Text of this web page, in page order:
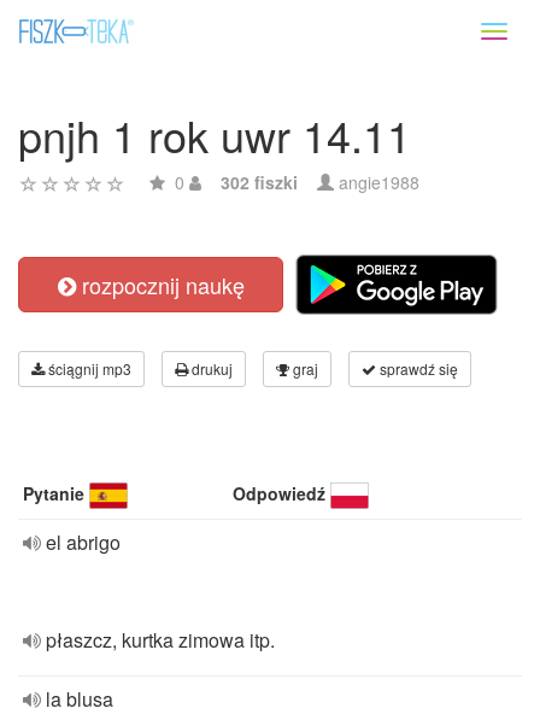
pnjh 1 rok uwr 14.11
0 302 fiszki angie1988
rozpocznij naukę
ściągnij mp3 drukuj graj sprawdź się
Pytanie Odpowiedź
el abrigo
płaszcz, kurtka zimowa itp.
la blusa